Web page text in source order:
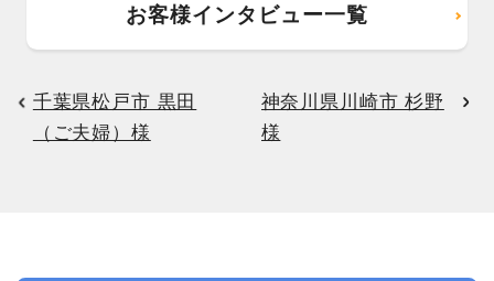
お客様インタビュー一覧
千葉県松戸市 黒田
（ご夫婦）様
神奈川県川崎市 杉野
様